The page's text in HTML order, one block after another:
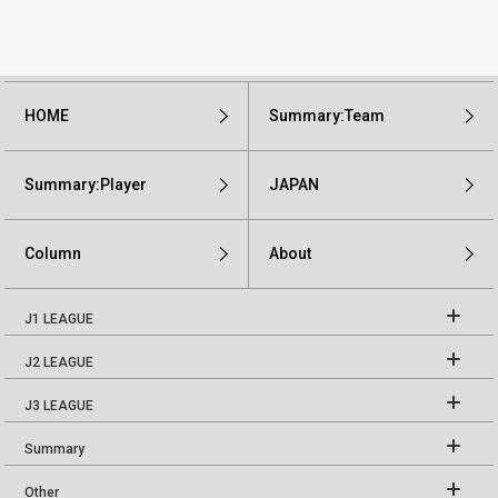
HOME Summary:Team
Summary:Player JAPAN
Column About
J1 LEAGUE
J2 LEAGUE
J3 LEAGUE
Summary
Other